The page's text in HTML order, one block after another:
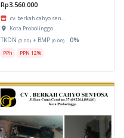
Rp3.560.000
cv. berkah cahyo sen...
Kota Probolinggo
TKDN (0.00) + BMP (0.00) : 0%
PPh PPN 12%